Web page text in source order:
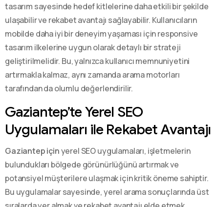
tasarım sayesinde hedef kitlelerine daha etkili bir şekilde
ulaşabilir ve rekabet avantajı sağlayabilir. Kullanıcıların
mobilde daha iyi bir deneyim yaşaması için responsive
tasarım ilkelerine uygun olarak detaylı bir strateji
geliştirilmelidir. Bu, yalnızca kullanıcı memnuniyetini
artırmakla kalmaz, aynı zamanda arama motorları
tarafından da olumlu değerlendirilir.
Gaziantep’te Yerel SEO
Uygulamaları ile Rekabet Avantajı
Gaziantep içinyerel SEO uygulamaları, işletmelerin
bulundukları bölgede görünürlüğünü artırmak ve
potansiyel müşterilere ulaşmak için kritik öneme sahiptir.
Bu uygulamalar sayesinde, yerel arama sonuçlarında üst